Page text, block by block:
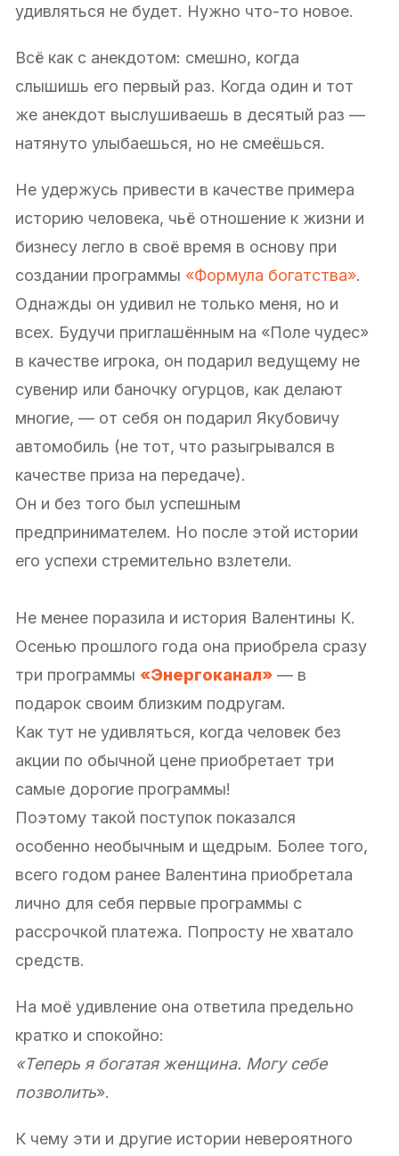
удивляться не будет. Нужно что-то новое.
Всё как с анекдотом: смешно, когда
слышишь его первый раз. Когда один и тот
же анекдот выслушиваешь в десятый раз —
натянуто улыбаешься, но не смеёшься.
Не удержусь привести в качестве примера
историю человека, чьё отношение к жизни и
бизнесу легло в своё время в основу при
создании программы «Формула богатства».
Однажды он удивил не только меня, но и
всех. Будучи приглашённым на «Поле чудес»
в качестве игрока, он подарил ведущему не
сувенир или баночку огурцов, как делают
многие, — от себя он подарил Якубовичу
автомобиль (не тот, что разыгрывался в
качестве приза на передаче).
Он и без того был успешным
предпринимателем. Но после этой истории
его успехи стремительно взлетели.
Не менее поразила и история Валентины К.
Осенью прошлого года она приобрела сразу
три программы «Энергоканал» — в
подарок своим близким подругам.
Как тут не удивляться, когда человек без
акции по обычной цене приобретает три
самые дорогие программы!
Поэтому такой поступок показался
особенно необычным и щедрым. Более того,
всего годом ранее Валентина приобретала
лично для себя первые программы с
рассрочкой платежа. Попросту не хватало
средств.
На моё удивление она ответила предельно
кратко и спокойно:
«Теперь я богатая женщина. Могу себе
позволить».
К чему эти и другие истории невероятного